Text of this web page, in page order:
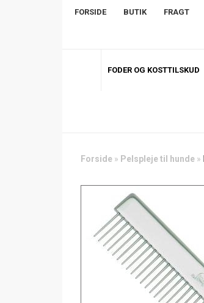
FORSIDE BUTIK FRAGT
FODER OG KOSTTILSKUD
Forside » Pelspleje til hunde »